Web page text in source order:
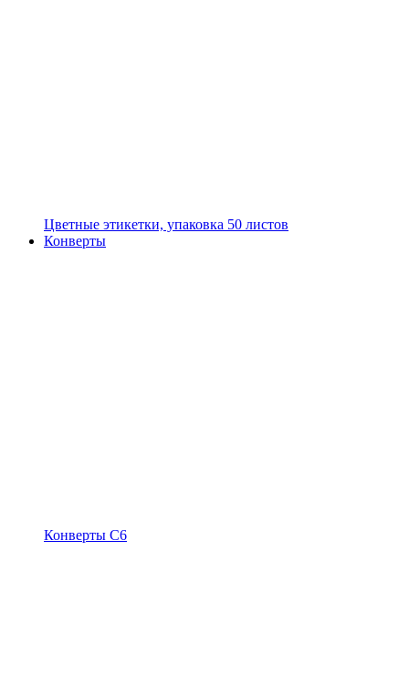
Цветные этикетки, упаковка 50 листов
Конверты
Конверты С6